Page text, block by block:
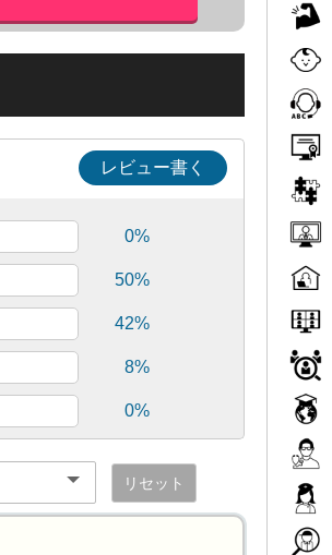
レビュー書く
0%
50%
42%
8%
0%
リセット